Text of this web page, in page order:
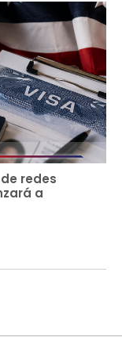
redes
a